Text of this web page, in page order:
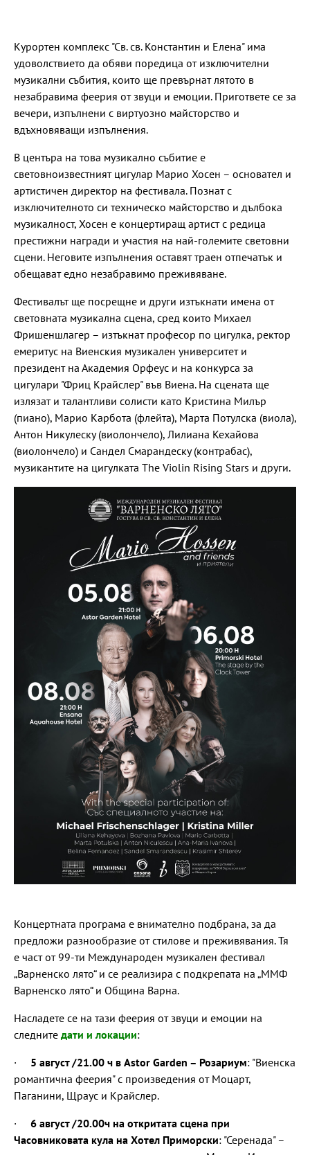
Курортен комплекс "Св. св. Константин и Елена" има
удоволствието да обяви поредица от изключителни
музикални събития, които ще превърнат лятото в
незабравима феерия от звуци и емоции. Пригответе се за
вечери, изпълнени с виртуозно майсторство и
вдъхновяващи изпълнения.
В центъра на това музикално събитие е
световноизвестният цигулар Марио Хосен – основател и
артистичен директор на фестивала. Познат с
изключителното си техническо майсторство и дълбока
музикалност, Хосен е концертиращ артист с редица
престижни награди и участия на най-големите световни
сцени. Неговите изпълнения оставят траен отпечатък и
обещават едно незабравимо преживяване.
Фестивалът ще посрещне и други изтъкнати имена от
световната музикална сцена, сред които Михаел
Фришеншлагер – изтъкнат професор по цигулка, ректор
емеритус на Виенския музикален университет и
президент на Академия Орфеус и на конкурса за
цигулари "Фриц Крайслер" във Виена. На сцената ще
излязат и талантливи солисти като Кристина Милър
(пиано), Марио Карбота (флейта), Марта Потулска (виола),
Антон Никулеску (виолончело), Лилиана Кехайова
(виолончело) и Сандел Смарандеску (контрабас),
музикантите на цигулката The Violin Rising Stars и други.
Концертната програма е внимателно подбрана, за да
предложи разнообразие от стилове и преживявания. Тя
е част от 99-ти Международен музикален фестивал
„Варненско лято“ и се реализира с подкрепата на „ММФ
Варненско лято“ и Община Варна.
Насладете се на тази феерия от звуци и емоции на
следните дати и локации:
· 5 август /21.00 ч в Astor Garden – Розариум: "Виенска
романтична феерия" с произведения от Моцарт,
Паганини, Щраус и Крайслер.
· 6 август /20.00ч на откритата сцена при
Часовниковата кула на Хотел Приморски: "Серенада" –